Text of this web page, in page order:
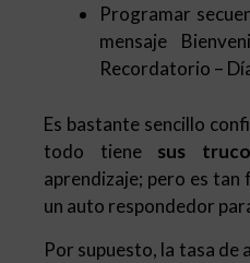
Programar
mensaje
Recordatorio –
Es bastante sencillo
todo tiene sus
aprendizaje; pero es
un auto respondedor
Por supuesto, la tasa de